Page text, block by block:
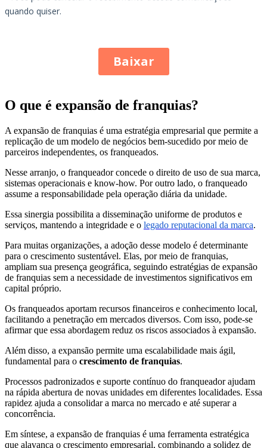
O que é expansão de franquias?
A expansão de franquias é uma estratégia empresarial que permite a
replicação de um modelo de negócios bem-sucedido por meio de
parceiros independentes, os franqueados.
Nesse arranjo, o franqueador concede o direito de uso de sua marca,
sistemas operacionais e know-how. Por outro lado, o franqueado
assume a responsabilidade pela operação diária da unidade.
Essa sinergia possibilita a disseminação uniforme de produtos e
serviços, mantendo a integridade e o legado reputacional da marca.
Para muitas organizações, a adoção desse modelo é determinante
para o crescimento sustentável. Elas, por meio de franquias,
ampliam sua presença geográfica, seguindo estratégias de expansão
de franquias sem a necessidade de investimentos significativos em
capital próprio.
Os franqueados aportam recursos financeiros e conhecimento local,
facilitando a penetração em mercados diversos. Com isso, pode-se
afirmar que essa abordagem reduz os riscos associados à expansão.
Além disso, a expansão permite uma escalabilidade mais ágil,
fundamental para o crescimento de franquias.
Processos padronizados e suporte contínuo do franqueador ajudam
na rápida abertura de novas unidades em diferentes localidades. Essa
rapidez ajuda a consolidar a marca no mercado e até superar a
concorrência.
Em síntese, a expansão de franquias é uma ferramenta estratégica
que alavanca o crescimento empresarial, combinando a solidez de